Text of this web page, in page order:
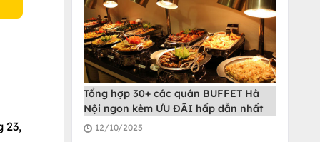
23,
Tổng hợp 30+ các quán BUFFET Hà
Nội ngon kèm ƯU ĐÃI hấp dẫn nhất
12/10/2025